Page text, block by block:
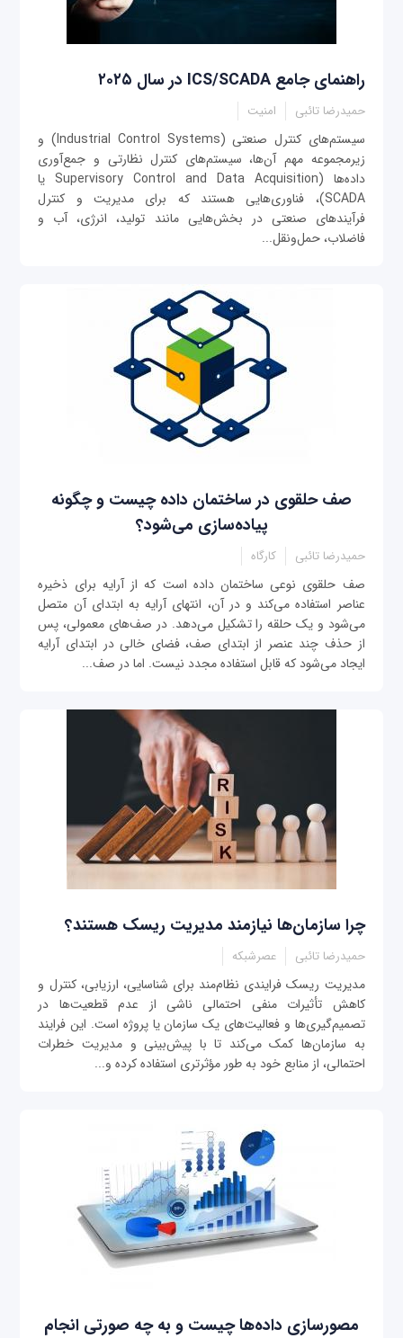
راهنمای جامع ICS/SCADA در سال ۲۰۲۵
حمیدرضا تائبی امنیت
سیستم‌های کنترل صنعتی (Industrial Control Systems) و
زیرمجموعه مهم آن‌ها، سیستم‌های کنترل نظارتی و جمع‌آوری
داده‌ها (Supervisory Control and Data Acquisition یا
SCADA)، فناوری‌هایی هستند که برای مدیریت و کنترل
فرآیندهای صنعتی در بخش‌هایی مانند تولید، انرژی، آب و
فاضلاب، حمل‌ونقل...
صف حلقوی در ساختمان داده چیست و چگونه
پیاده‌سازی می‌شود؟
حمیدرضا تائبی کارگاه
صف حلقوی نوعی ساختمان داده است که از آرایه برای ذخیره
عناصر استفاده می‌کند و در آن، انتهای آرایه به ابتدای آن متصل
می‌شود و یک حلقه را تشکیل می‌دهد. در صف‌های معمولی، پس
از حذف چند عنصر از ابتدای صف، فضای خالی در ابتدای آرایه
ایجاد می‌شود که قابل استفاده مجدد نیست. اما در صف...
چرا سازمان‌ها نیازمند مدیریت ریسک هستند؟
حمیدرضا تائبی عصرشبکه
مدیریت ریسک فرایندی نظام‌مند برای شناسایی، ارزیابی، کنترل و
کاهش تأثیرات منفی احتمالی ناشی از عدم قطعیت‌ها در
تصمیم‌گیری‌ها و فعالیت‌های یک سازمان یا پروژه است. این فرایند
به سازمان‌ها کمک می‌کند تا با پیش‌بینی و مدیریت خطرات
احتمالی، از منابع خود به طور مؤثرتری استفاده کرده و...
مصورسازی داده‌ها چیست و به چه صورتی انجام